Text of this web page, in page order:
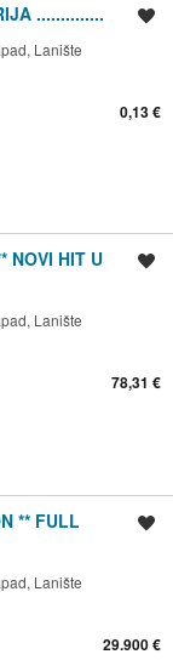
..............
Lanište
0,13 €
NOVI HIT U
Lanište
78,31 €
** FULL
Lanište
29.900 €